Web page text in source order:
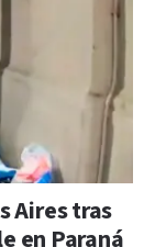
Aires tras
en Paraná